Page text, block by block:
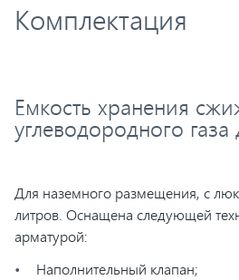
Комплектация
Емкость хранения
углеводородного
Для наземного размещения, с
литров. Оснащена следующей
арматурой:
Наполнительный клапан;